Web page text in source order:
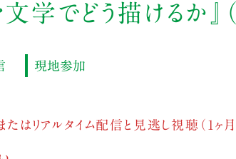
文学でどう描けるか
現地参加
はリアルタイム配信と見逃し視聴（1ヶ